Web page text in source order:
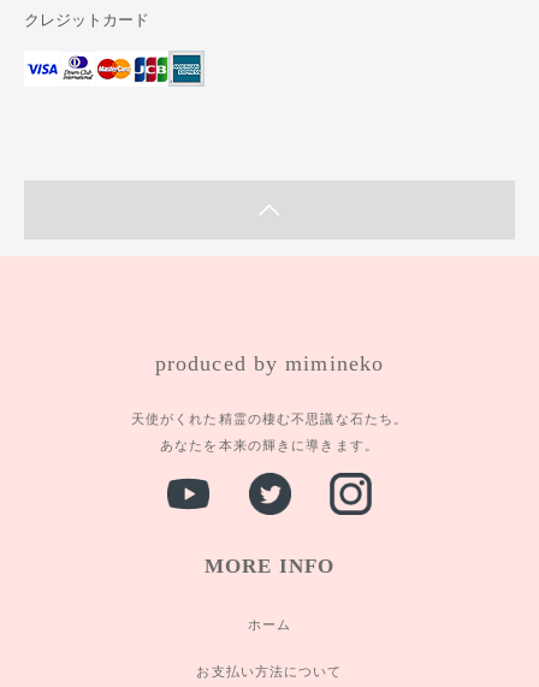
クレジットカード
produced by mimineko
天使がくれた精霊の棲む不思議な石たち。
あなたを本来の輝きに導きます。
MORE INFO
ホーム
お支払い方法について